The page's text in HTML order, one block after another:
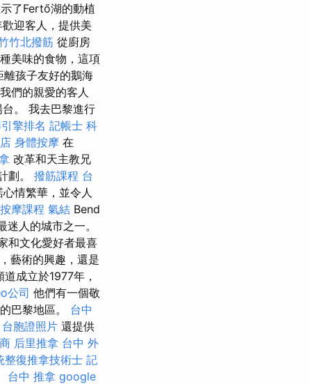
了Fertő湖的動植
迎客人，提供美
竹北撥筋 從廚房
美味的食物，這項
孩子友好的鵝海
們的親愛的客人
。 我去巴黎進行
擎排名 記帳士 科
身體按摩 在
改革和天主教兄
劃。 撥筋課程 台
情繁華，並令人
摩課程 氣結 Bend
人的城市之一。
和文化愛好者最喜
藝術的興趣，還是
成立於1977年，
公司 他們有一個敬
巴黎地區。 台中
台胞證照片 還提供
后里推拿 台中 外
整復推拿技術士 記
台中 推拿 google